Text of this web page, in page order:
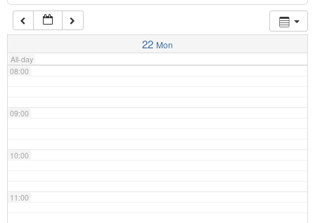
22 Mon
All-day
07:00
08:00
09:00
10:00
11:00